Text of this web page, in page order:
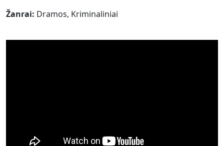
Žanrai: Dramos, Kriminaliniai